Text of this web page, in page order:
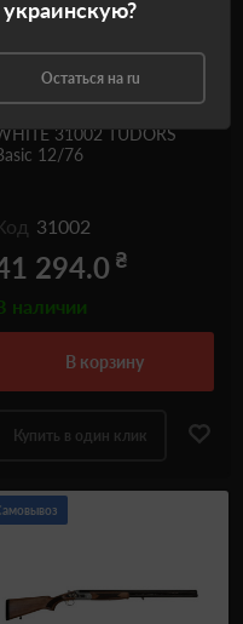
31002 TUDORS
12/76
31002
294.0 ₴
наличии
в корзину
Купить в один клик
Остаться на ru